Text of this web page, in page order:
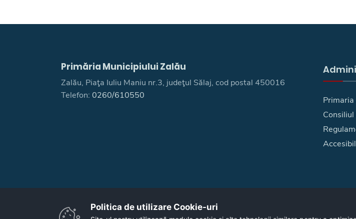
Primăria Municipiului Zalău
Zalău, Piaţa Iuliu Maniu nr.3, judeţul Sălaj, cod postal 450016
Telefon: 0260/610550
Primaria
Consiliul
Politica de utilizare Cookie-uri‎